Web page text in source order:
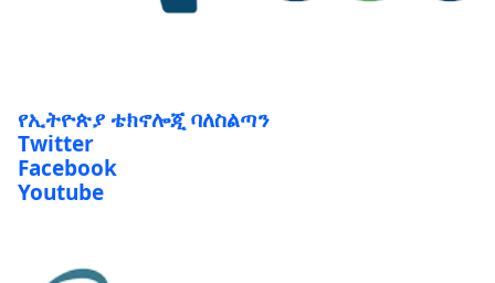
የኢትዮጵያ ቴክኖሎጂ ባለስልጣን
Twitter
Facebook
Youtube